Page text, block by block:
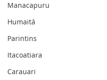
Manacapuru
Humaitá
Parintins
Itacoatiara
Carauari